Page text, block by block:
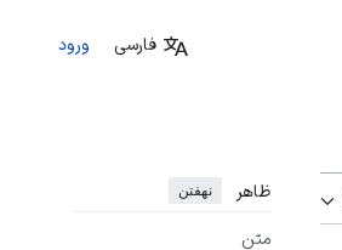
فارسی ورود
ظاهر نهفتن
متن